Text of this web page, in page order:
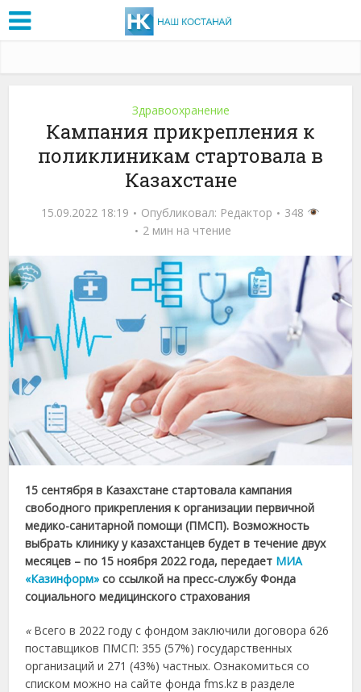
Здравоохранение
Кампания прикрепления к
поликлиникам стартовала в
Казахстане
15.09.2022 18:19 Опубликовал: Редактор
348
2 мин на чтение
15 сентября в Казахстане стартовала кампания
свободного прикрепления к организации первичной
медико-санитарной помощи (ПМСП). Возможность
выбрать клинику у казахстанцев будет в течение двух
месяцев – по 15 ноября 2022 года, передает МИА
«Казинформ» со ссылкой на пресс-службу Фонда
социального медицинского страхования
«Всего в 2022 году с фондом заключили договора 626
поставщиков ПМСП: 355 (57%) государственных
организаций и 271 (43%) частных. Ознакомиться со
списком можно на сайте фонда fms.kz в разделе